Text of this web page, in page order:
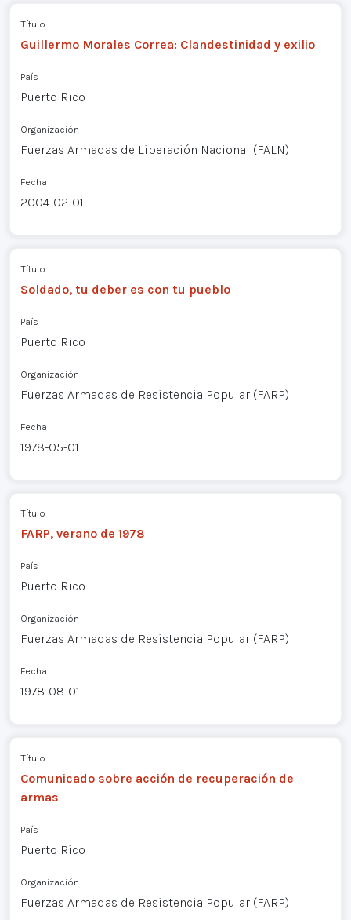
Título
Guillermo Morales Correa: Clandestinidad y exilio
País
Puerto Rico
Organización
Fuerzas Armadas de Liberación Nacional (FALN)
Fecha
2004-02-01
Título
Soldado, tu deber es con tu pueblo
País
Puerto Rico
Organización
Fuerzas Armadas de Resistencia Popular (FARP)
Fecha
1978-05-01
Título
FARP, verano de 1978
País
Puerto Rico
Organización
Fuerzas Armadas de Resistencia Popular (FARP)
Fecha
1978-08-01
Título
Comunicado sobre acción de recuperación de
armas
País
Puerto Rico
Organización
Fuerzas Armadas de Resistencia Popular (FARP)